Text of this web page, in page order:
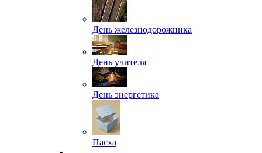
День железнодорожника
День учителя
День энергетика
Пасха